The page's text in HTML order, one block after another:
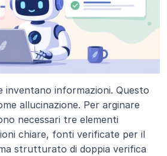
inventano informazioni. Questo
allucinazione. Per arginare
necessari tre elementi
chiare, fonti verificate per il
strutturato di doppia verifica